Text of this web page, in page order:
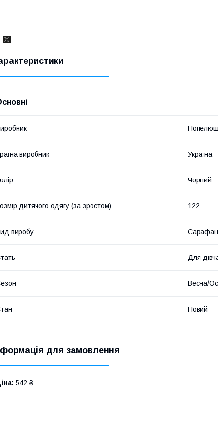
виробник Україна
Чорний
дитячого одягу (за зростом) 122
виробу Сарафан
Для
Весна/
Новий
для замовлення
542 ₴